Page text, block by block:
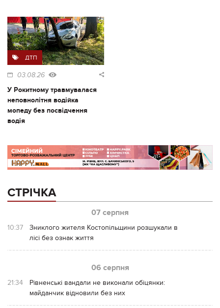
ДТП
03.08.26
У Рокитному травмувалася
неповнолітня водійка
мопеду без посвідчення
водія
СТРІЧКА
07 серпня
10:37
Зниклого жителя Костопільщини розшукали в
лісі без ознак життя
06 серпня
21:34
Рівненські вандали не виконали обіцянки:
майданчик відновили без них